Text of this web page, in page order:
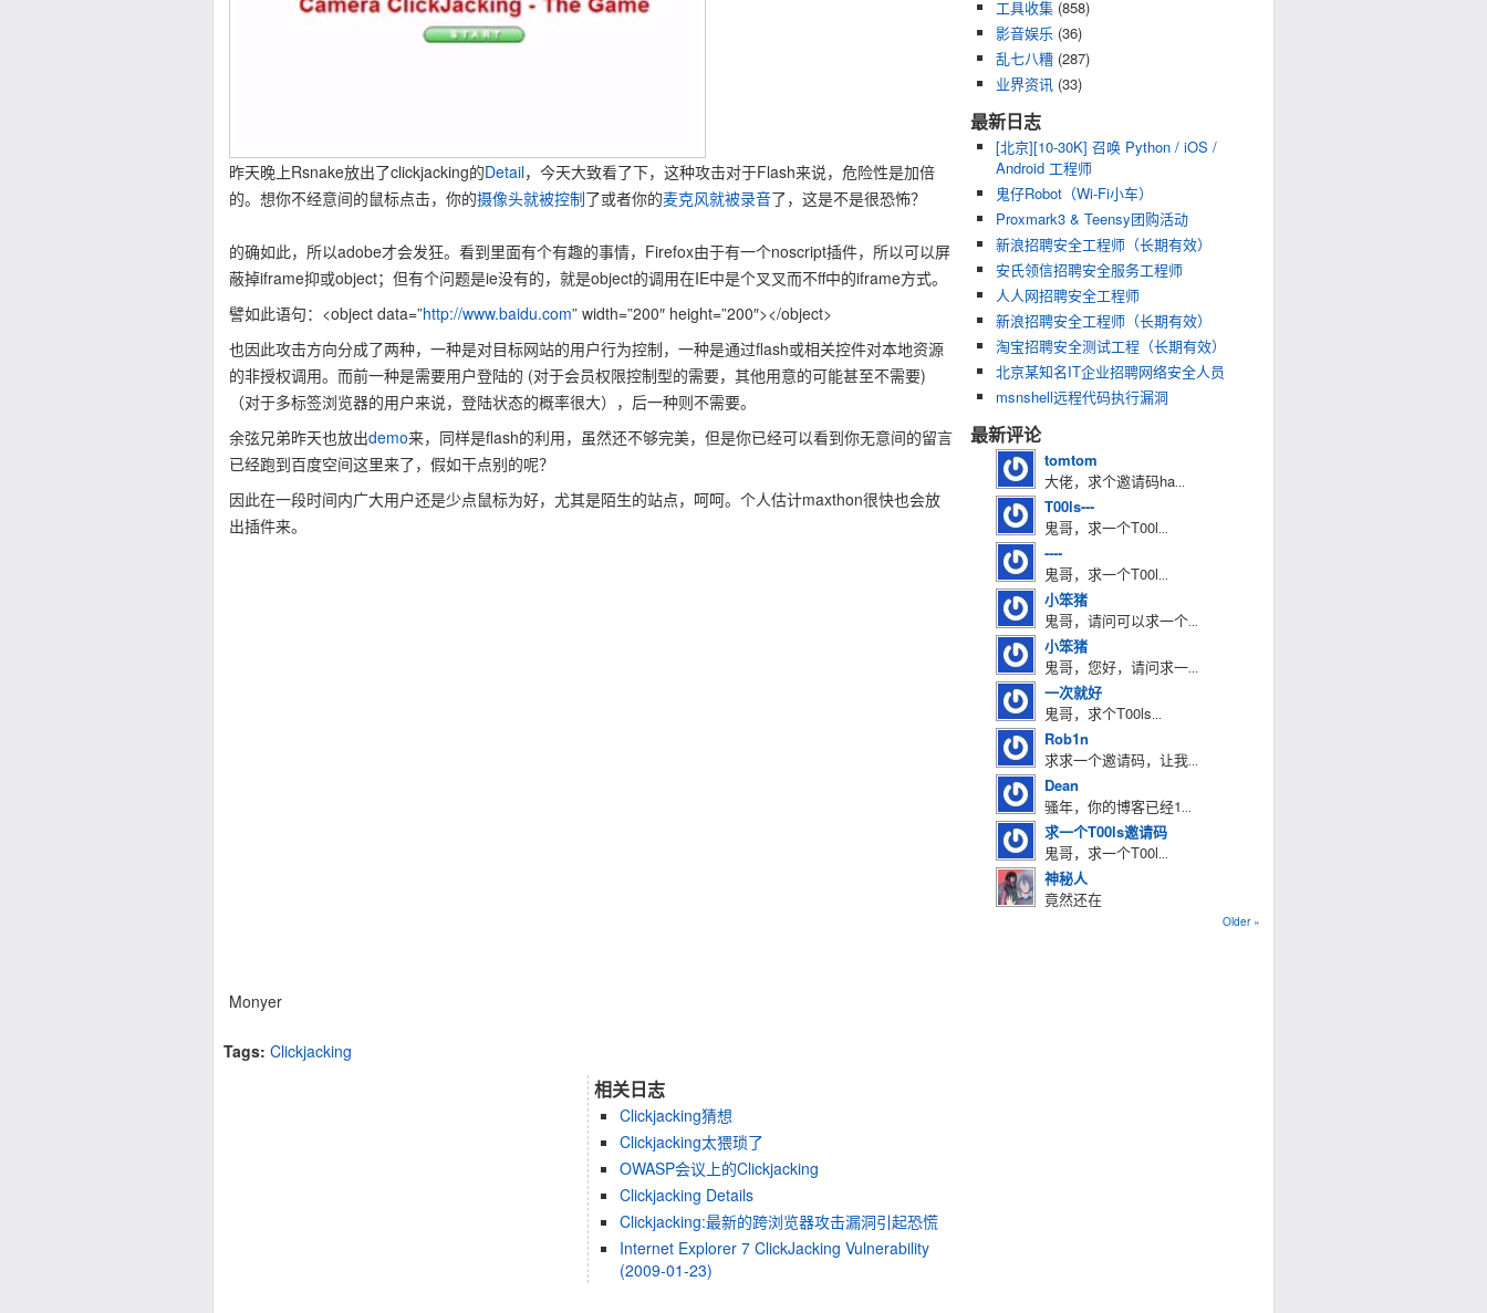
昨天晚上Rsnake放出了clickjacking的Detail，今天大致看了下，这种攻击对于Flash来说，危险性是加倍
的。想你不经意间的鼠标点击，你的摄像头就被控制了或者你的麦克风就被录音了，这是不是很恐怖？
的确如此，所以adobe才会发狂。看到里面有个有趣的事情，Firefox由于有一个noscript插件，所以可以屏
蔽掉iframe抑或object；但有个问题是ie没有的，就是object的调用在IE中是个叉叉而不ff中的iframe方式。
譬如此语句：<object data=”http://www.baidu.com” width=”200″ height=”200″></object>
也因此攻击方向分成了两种，一种是对目标网站的用户行为控制，一种是通过flash或相关控件对本地资源
的非授权调用。而前一种是需要用户登陆的 (对于会员权限控制型的需要，其他用意的可能甚至不需要)
（对于多标签浏览器的用户来说，登陆状态的概率很大），后一种则不需要。
余弦兄弟昨天也放出demo来，同样是flash的利用，虽然还不够完美，但是你已经可以看到你无意间的留言
已经跑到百度空间这里来了，假如干点别的呢？
因此在一段时间内广大用户还是少点鼠标为好，尤其是陌生的站点，呵呵。个人估计maxthon很快也会放
出插件来。
Monyer
Tags: Clickjacking
相关日志
Clickjacking猜想
Clickjacking太猥琐了
OWASP会议上的Clickjacking
Clickjacking Details
Clickjacking:最新的跨浏览器攻击漏洞引起恐慌
Internet Explorer 7 ClickJacking Vulnerability
(2009-01-23)
工具收集 (858)
影音娱乐 (36)
乱七八糟 (287)
业界资讯 (33)
最新日志
[北京][10-30K] 召唤 Python / iOS /
Android 工程师
鬼仔Robot（Wi-Fi小车）
Proxmark3 & Teensy团购活动
新浪招聘安全工程师（长期有效）
安氏领信招聘安全服务工程师
人人网招聘安全工程师
新浪招聘安全工程师（长期有效）
淘宝招聘安全测试工程（长期有效）
北京某知名IT企业招聘网络安全人员
msnshell远程代码执行漏洞
最新评论
tomtom
大佬，求个邀请码ha...
T00ls---
鬼哥，求一个T00l...
----
鬼哥，求一个T00l...
小笨猪
鬼哥，请问可以求一个...
小笨猪
鬼哥，您好，请问求一...
一次就好
鬼哥，求个T00ls...
Rob1n
求求一个邀请码，让我...
Dean
骚年，你的博客已经1...
求一个T00ls邀请码
鬼哥，求一个T00l...
神秘人
竟然还在
Older »